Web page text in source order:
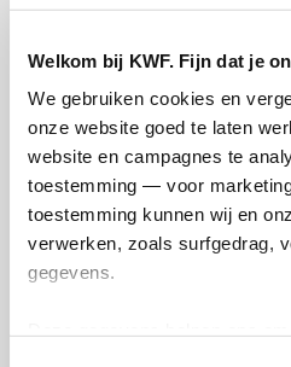
Welkom bij KWF. Fijn dat je
We gebruiken cookies en
onze website goed te laten
website en campagnes te
toestemming — voor
toestemming kunnen wij en
verwerken, zoals surfgedrag,
gegevens.
Halve marathon
vrijdag 19 juni 2026
Laatste lange
naar de halve
week! Wish me luck
Deel op